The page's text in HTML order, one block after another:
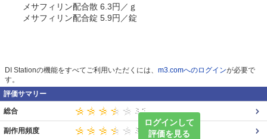
メサフィリン配合散 6.3円／ｇ
メサフィリン配合錠 5.9円／錠
DI Stationの機能をすべてご利用いただくには、 m3.comへのログインが必要で
す。
評価サマリー
ログインして
評価を見る
総合
副作用頻度